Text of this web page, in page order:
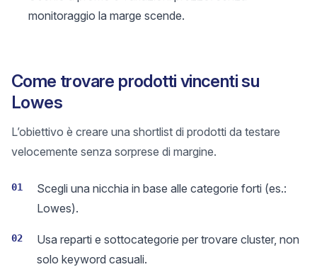
monitoraggio la marge scende.
Come trovare prodotti vincenti su
Lowes
L’obiettivo è creare una shortlist di prodotti da testare
velocemente senza sorprese di margine.
01
Scegli una nicchia in base alle categorie forti (es.:
Lowes).
02
Usa reparti e sottocategorie per trovare cluster, non
solo keyword casuali.